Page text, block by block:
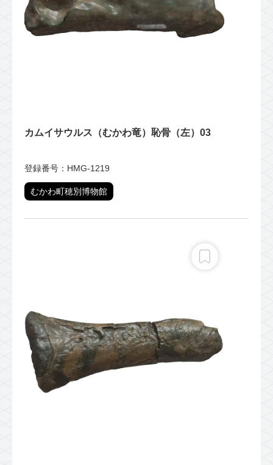
カムイサウルス（むかわ竜）恥骨（左）03
登録番号：HMG-1219
むかわ町穂別博物館